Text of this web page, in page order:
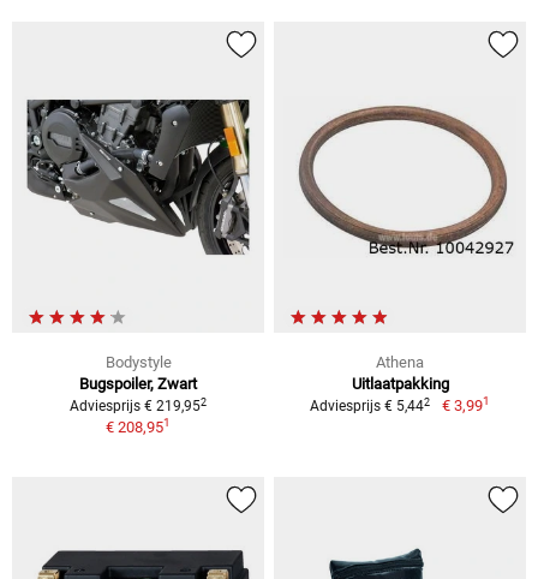
Bodystyle
Bugspoiler, Zwart
Adviesprijs € 219,952
€ 208,951
Athena
Uitlaatpakking
Adviesprijs € 5,442 € 3,991